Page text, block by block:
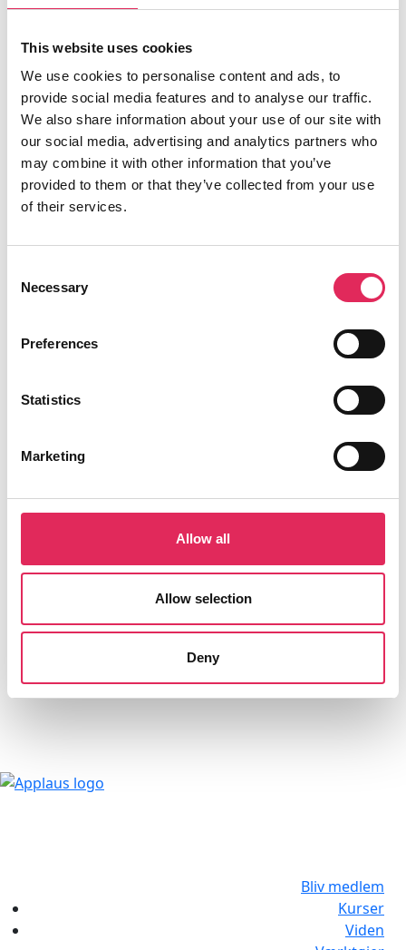
This website uses cookies
We use cookies to personalise content and ads, to
provide social media features and to analyse our traffic.
We also share information about your use of our site with
our social media, advertising and analytics partners who
may combine it with other information that you’ve
provided to them or that they’ve collected from your use
of their services.
Selection
Necessary
Preferences
Statistics
Marketing
Allow all
Allow selection
Deny
Applaus er finansieret af Kulturministeriet.
Find os
Vartov
Farvergade 27, opgang D, 3. sal 1463
København
Aktiviteter
Værktøjer
Bliv medlem af applaus
Applaus
Kontakt os
Privatlivspolitik
Bliv medlem
Kurser
Viden